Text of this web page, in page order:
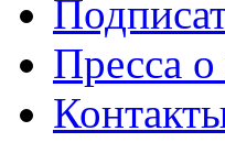
Пресса о